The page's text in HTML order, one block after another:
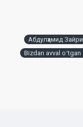
Бебаҳо неъмат
Тун танаффуси
Тун пардаси
Абдулҳамид
Bizdan avval